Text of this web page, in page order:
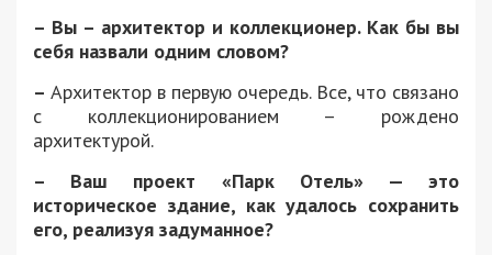
– Вы – архитектор и коллекционер. Как бы вы
себя назвали одним словом?
– Архитектор в первую очередь. Все, что связано
с коллекционированием – рождено
архитектурой.
– Ваш проект «Парк Отель» — это
историческое здание, как удалось сохранить
его, реализуя задуманное?